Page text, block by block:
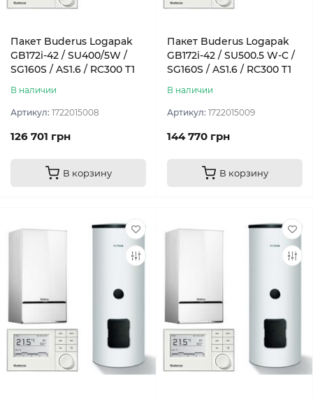
Пакет Buderus Logapak
GB172i-42 / SU400/5W /
SG160S / AS1.6 / RC300 T1
В наличии
Артикул: 1722015008
126 701 грн
В корзину
Пакет Buderus Logapak
GB172i-42 / SU500.5 W-C /
SG160S / AS1.6 / RC300 T1
В наличии
Артикул: 1722015009
144 770 грн
В корзину